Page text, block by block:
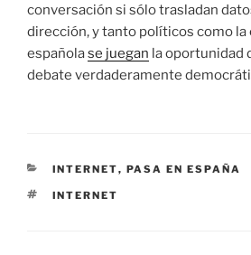
conversación si sólo trasladan
dirección, y tanto políticos como la
españolase juegan la oportunidad
debate verdaderamente
CATEGORÍAS
INTERNET, PASA EN ESPAÑA
ETIQUETAS
INTERNET